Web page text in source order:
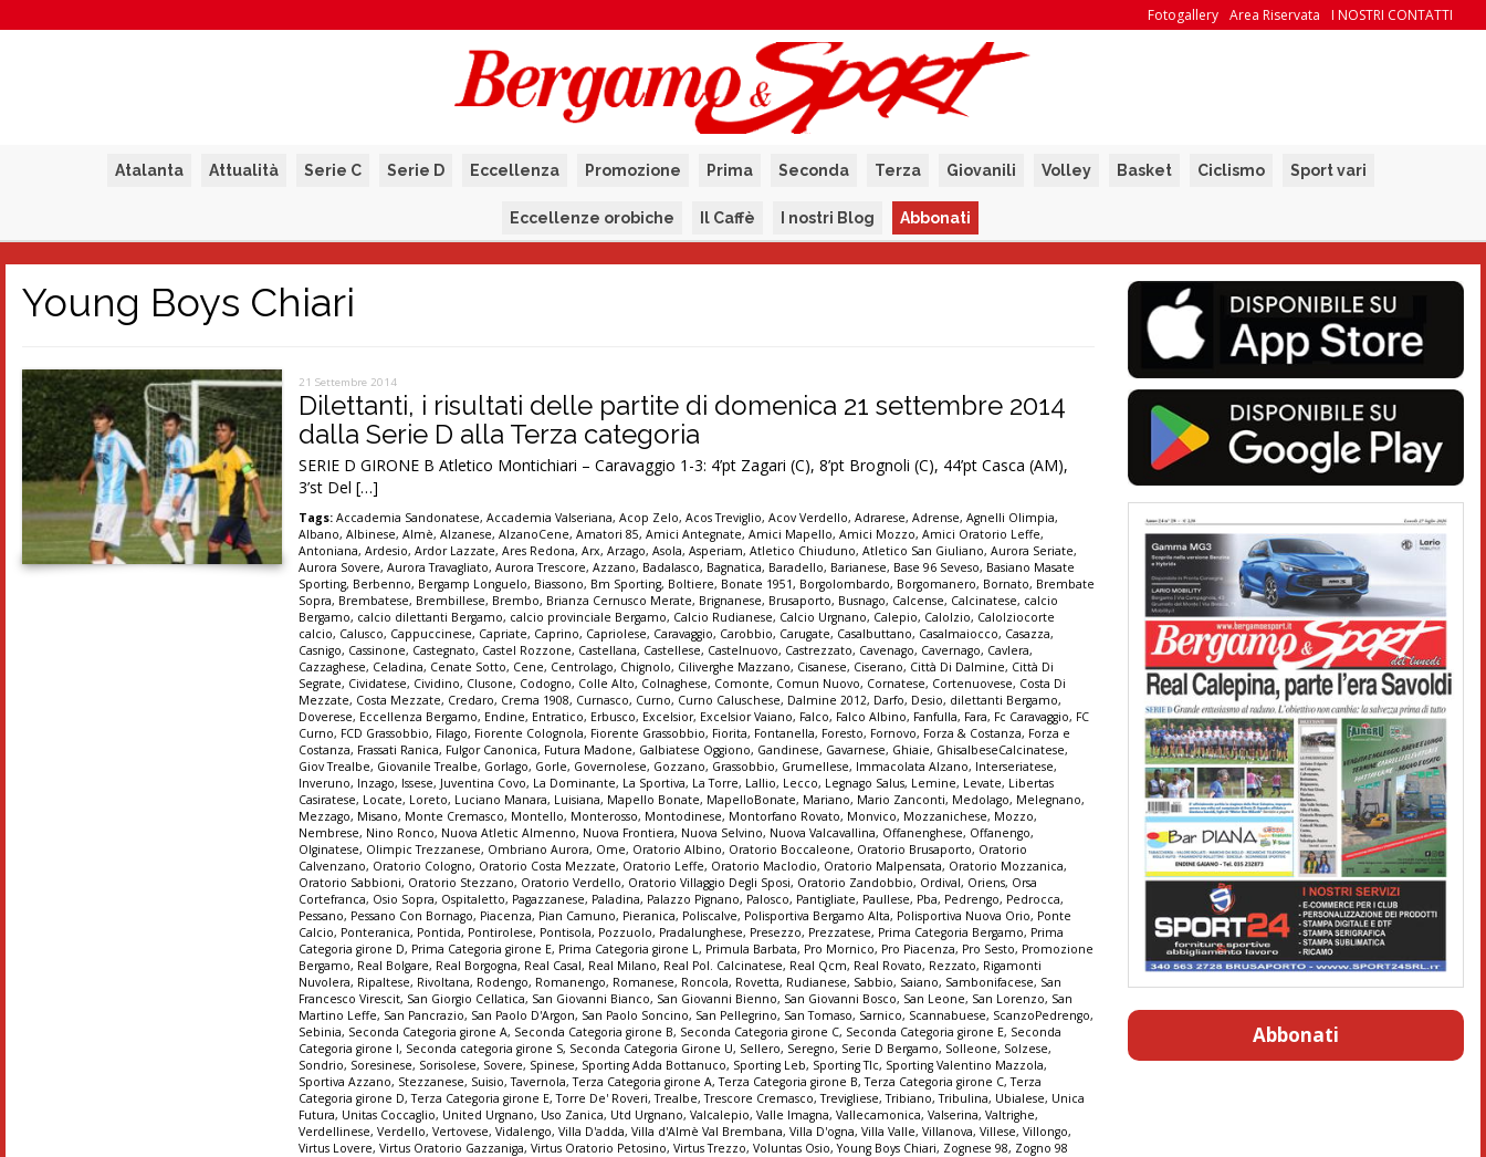
I NOSTRI CONTATTI
Area Riservata
Fotogallery
Atalanta Attualità Serie C Serie D Eccellenza Promozione Prima Seconda Terza Giovanili Volley Basket Ciclismo Sport vari
Eccellenze orobiche Il Caffè I nostri Blog Abbonati
Young Boys Chiari
21 Settembre 2014
Dilettanti, i risultati delle partite di domenica 21 settembre 2014
dalla Serie D alla Terza categoria
SERIE D GIRONE B Atletico Montichiari – Caravaggio 1-3: 4’pt Zagari (C), 8’pt Brognoli (C), 44’pt Casca (AM),
3’st Del […]
Tags: Accademia Sandonatese,Accademia Valseriana,Acop Zelo,Acos Treviglio,Acov Verdello,Adrarese,Adrense,Agnelli Olimpia,
Albano,Albinese,Almè,Alzanese,AlzanoCene,Amatori 85,Amici Antegnate,Amici Mapello,Amici Mozzo,Amici Oratorio Leffe,
Antoniana,Ardesio,Ardor Lazzate,Ares Redona,Arx,Arzago,Asola,Asperiam,Atletico Chiuduno,Atletico San Giuliano,Aurora Seriate,
Aurora Sovere,Aurora Travagliato,Aurora Trescore,Azzano, Badalasco, Bagnatica, Baradello, Barianese, Base 96 Seveso, Basiano Masate
Sporting, Berbenno, Bergamp Longuelo, Biassono, Bm Sporting, Boltiere, Bonate 1951, Borgolombardo, Borgomanero, Bornato, Brembate
Sopra, Brembatese, Brembillese, Brembo, Brianza Cernusco Merate, Brignanese, Brusaporto, Busnago, Calcense, Calcinatese, calcio
Bergamo, calcio dilettanti Bergamo, calcio provinciale Bergamo, Calcio Rudianese, Calcio Urgnano, Calepio, Calolzio, Calolziocorte
calcio, Calusco, Cappuccinese, Capriate, Caprino, Capriolese, Caravaggio, Carobbio, Carugate, Casalbuttano, Casalmaiocco, Casazza,
Casnigo, Cassinone, Castegnato, Castel Rozzone, Castellana, Castellese, Castelnuovo, Castrezzato, Cavenago, Cavernago, Cavlera,
Cazzaghese, Celadina, Cenate Sotto, Cene, Centrolago, Chignolo, Ciliverghe Mazzano, Cisanese, Ciserano, Città Di Dalmine, Città Di
Segrate, Cividatese, Cividino, Clusone, Codogno, Colle Alto, Colnaghese, Comonte, Comun Nuovo, Cornatese, Cortenuovese, Costa Di
Mezzate, Costa Mezzate, Credaro, Crema 1908, Curnasco, Curno, Curno Caluschese, Dalmine 2012, Darfo, Desio, dilettanti Bergamo,
Doverese, Eccellenza Bergamo, Endine, Entratico, Erbusco, Excelsior, Excelsior Vaiano, Falco, Falco Albino, Fanfulla, Fara, Fc Caravaggio, FC
Curno, FCD Grassobbio, Filago, Fiorente Colognola, Fiorente Grassobbio, Fiorita, Fontanella, Foresto, Fornovo, Forza & Costanza, Forza e
Costanza, Frassati Ranica, Fulgor Canonica, Futura Madone, Galbiatese Oggiono, Gandinese, Gavarnese, Ghiaie, GhisalbeseCalcinatese,
Giov Trealbe, Giovanile Trealbe, Gorlago, Gorle, Governolese, Gozzano, Grassobbio, Grumellese, Immacolata Alzano, Interseriatese,
Inveruno, Inzago, Issese, Juventina Covo, La Dominante, La Sportiva, La Torre, Lallio, Lecco, Legnago Salus, Lemine, Levate, Libertas
Casiratese, Locate, Loreto, Luciano Manara, Luisiana, Mapello Bonate, MapelloBonate, Mariano, Mario Zanconti, Medolago, Melegnano,
Mezzago, Misano, Monte Cremasco, Montello, Monterosso, Montodinese, Montorfano Rovato, Monvico, Mozzanichese, Mozzo,
Nembrese, Nino Ronco, Nuova Atletic Almenno, Nuova Frontiera, Nuova Selvino, Nuova Valcavallina, Offanenghese, Offanengo,
Olginatese, Olimpic Trezzanese, Ombriano Aurora, Ome, Oratorio Albino, Oratorio Boccaleone, Oratorio Brusaporto, Oratorio
Calvenzano, Oratorio Cologno, Oratorio Costa Mezzate, Oratorio Leffe, Oratorio Maclodio, Oratorio Malpensata, Oratorio Mozzanica,
Oratorio Sabbioni, Oratorio Stezzano, Oratorio Verdello, Oratorio Villaggio Degli Sposi, Oratorio Zandobbio, Ordival, Oriens, Orsa
Cortefranca, Osio Sopra, Ospitaletto, Pagazzanese, Paladina, Palazzo Pignano, Palosco, Pantigliate, Paullese, Pba, Pedrengo, Pedrocca,
Pessano, Pessano Con Bornago, Piacenza, Pian Camuno, Pieranica, Poliscalve, Polisportiva Bergamo Alta, Polisportiva Nuova Orio, Ponte
Calcio, Ponteranica, Pontida, Pontirolese, Pontisola, Pozzuolo, Pradalunghese, Presezzo, Prezzatese, Prima Categoria Bergamo, Prima
Categoria girone D, Prima Categoria girone E, Prima Categoria girone L, Primula Barbata, Pro Mornico, Pro Piacenza, Pro Sesto, Promozione
Bergamo, Real Bolgare, Real Borgogna, Real Casal, Real Milano, Real Pol. Calcinatese, Real Qcm, Real Rovato, Rezzato, Rigamonti
Nuvolera, Ripaltese, Rivoltana, Rodengo, Romanengo, Romanese, Roncola, Rovetta, Rudianese, Sabbio, Saiano, Sambonifacese, San
Francesco Virescit, San Giorgio Cellatica, San Giovanni Bianco, San Giovanni Bienno, San Giovanni Bosco, San Leone, San Lorenzo, San
Martino Leffe, San Pancrazio, San Paolo D'Argon, San Paolo Soncino, San Pellegrino, San Tomaso, Sarnico, Scannabuese, ScanzoPedrengo,
Sebinia, Seconda Categoria girone A, Seconda Categoria girone B, Seconda Categoria girone C, Seconda Categoria girone E, Seconda
Categoria girone I, Seconda categoria girone S, Seconda Categoria Girone U, Sellero, Seregno, Serie D Bergamo, Solleone, Solzese,
Sondrio, Soresinese, Sorisolese, Sovere, Spinese, Sporting Adda Bottanuco, Sporting Leb, Sporting Tlc, Sporting Valentino Mazzola,
Sportiva Azzano, Stezzanese, Suisio,Tavernola,Terza Categoria girone A,Terza Categoria girone B,Terza Categoria girone C,Terza
Categoria girone D,Terza Categoria girone E,Torre De' Roveri,Trealbe,Trescore Cremasco,Trevigliese,Tribiano,Tribulina, Ubialese, Unica
Futura, Unitas Coccaglio, United Urgnano, Uso Zanica, Utd Urgnano,Valcalepio,Valle Imagna,Vallecamonica,Valserina,Valtrighe,
Verdellinese,Verdello,Vertovese,Vidalengo,Villa D'adda,Villa d'Almè Val Brembana,Villa D'ogna,Villa Valle,Villanova,Villese,Villongo,
Virtus Lovere,Virtus Oratorio Gazzaniga,Virtus Oratorio Petosino,Virtus Trezzo,Voluntas Osio,Young Boys Chiari, Zognese 98, Zogno 98
Abbonati